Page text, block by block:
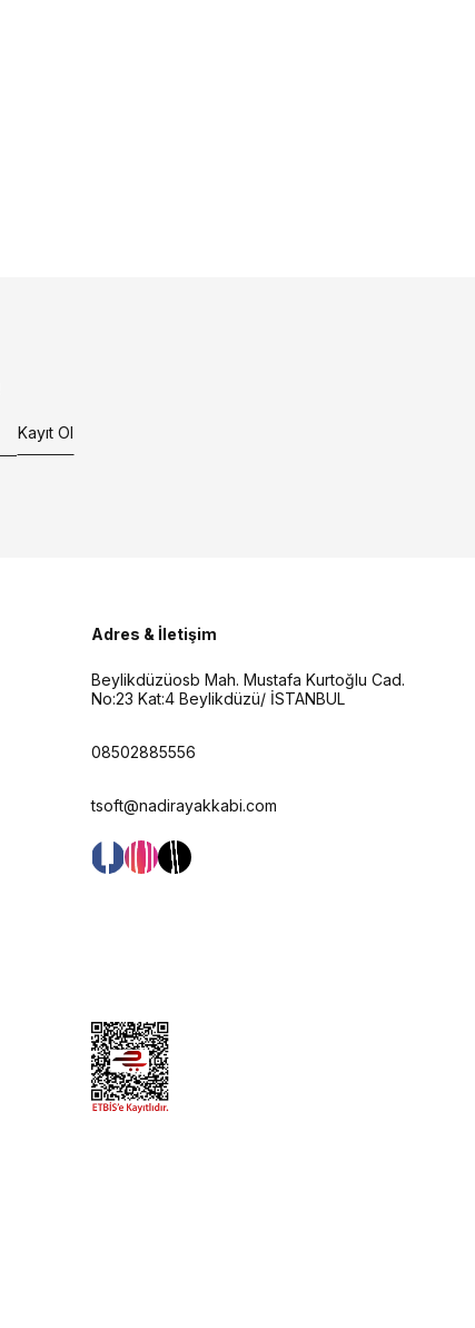
Kayıt Ol
Adres & İletişim
Beylikdüzüosb Mah. Mustafa Kurtoğlu Cad.
No:23 Kat:4 Beylikdüzü/ İSTANBUL
08502885556
tsoft@nadirayakkabi.com